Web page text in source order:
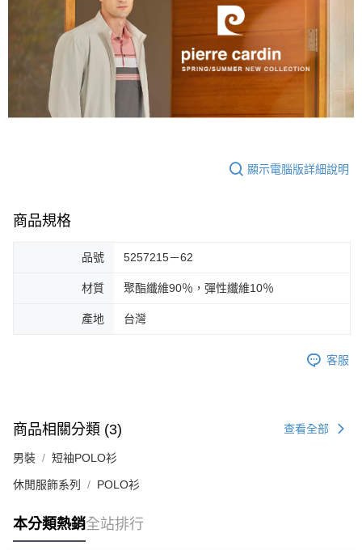
顯示電腦版詳細說明
商品規格
品號 5257215－62
材質 聚酯纖維90％，彈性纖維10％
產地 台灣
客服
商品相關分類 (3) 查看全部
男裝 短袖POLO衫
休閒服飾系列 POLO衫
本分類熱銷全站排行